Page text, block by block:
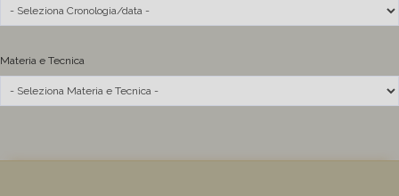
Materia e Tecnica